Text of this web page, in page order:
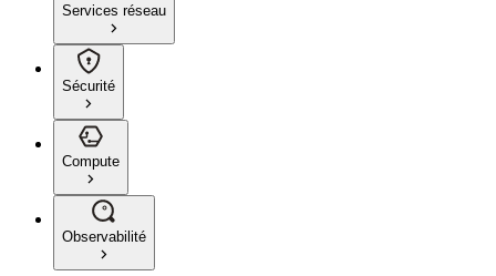
Services réseau
Sécurité
Compute
Observabilité